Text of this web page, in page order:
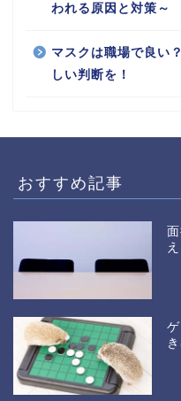
われる原因と対策～
マスクは職場で良い
しい判断を！
おすすめ記事